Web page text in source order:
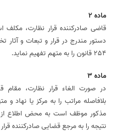
ماده 2
قاضی صادر‌کننده قرار نظارت،
دستور مندرج در قرار و تبعات و آثار
254 قانون را به متهم تفهیم نماید.
ماده 3
در صورت الغاء قرار نظارت، مقام
بلافاصله مراتب را به مرکز یا نهاد و
مذکور موظف است به محض اطلاع از
نتیجه را به مرجع قضایی صادرکننده قرار